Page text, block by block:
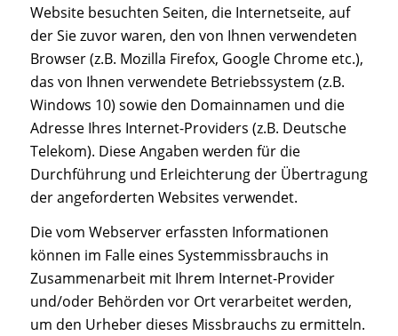
Website besuchten Seiten, die Internetseite, auf
der Sie zuvor waren, den von Ihnen verwendeten
Browser (z.B. Mozilla Firefox, Google Chrome etc.),
das von Ihnen verwendete Betriebssystem (z.B.
Windows 10) sowie den Domainnamen und die
Adresse Ihres Internet-Providers (z.B. Deutsche
Telekom). Diese Angaben werden für die
Durchführung und Erleichterung der Übertragung
der angeforderten Websites verwendet.
Die vom Webserver erfassten Informationen
können im Falle eines Systemmissbrauchs in
Zusammenarbeit mit Ihrem Internet-Provider
und/oder Behörden vor Ort verarbeitet werden,
um den Urheber dieses Missbrauchs zu ermitteln.